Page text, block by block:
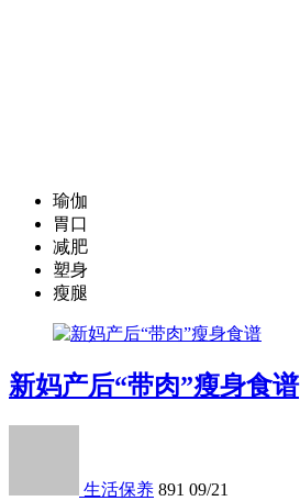
瑜伽
胃口
减肥
塑身
瘦腿
新妈产后“带肉”瘦身食谱
生活保养 891 09/21